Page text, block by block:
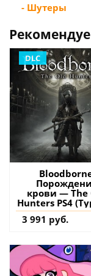
- Шутеры
DLC
крови — The
Hunters PS4
купить
на аккаунт
3 991 руб.